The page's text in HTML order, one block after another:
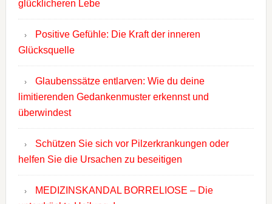
glücklicheren Lebe
Positive Gefühle: Die Kraft der inneren
Glücksquelle
Glaubenssätze entlarven: Wie du deine
limitierenden Gedankenmuster erkennst und
überwindest
Schützen Sie sich vor Pilzerkrankungen oder
helfen Sie die Ursachen zu beseitigen
MEDIZINSKANDAL BORRELIOSE – Die